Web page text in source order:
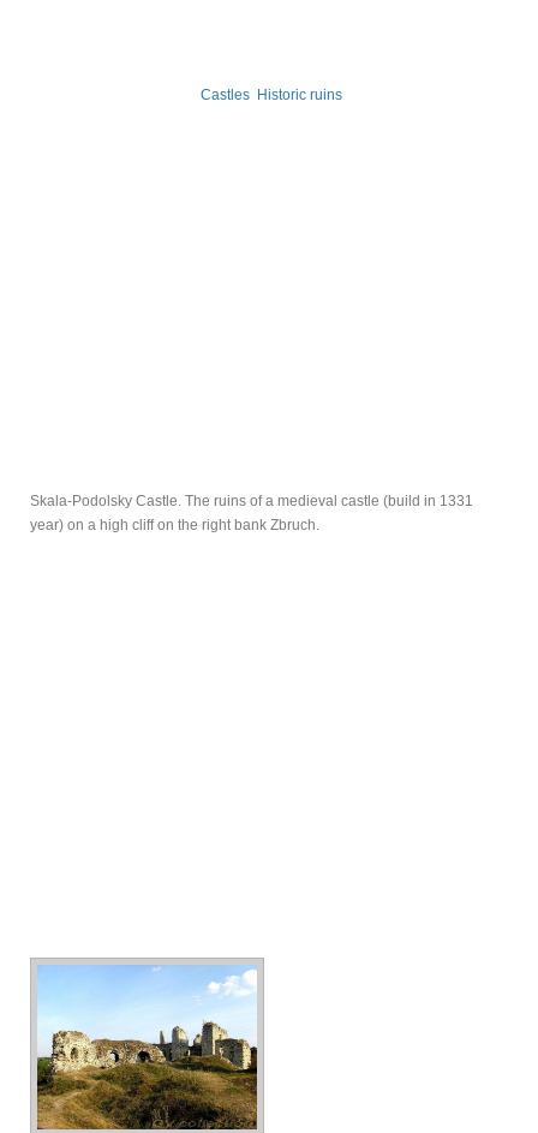
Castles Historic ruins
Skala-Podolsky Castle. The ruins of a medieval castle (build in 1331
year) on a high cliff on the right bank Zbruch.